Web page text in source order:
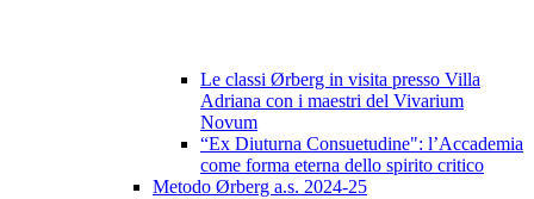
Le classi Ørberg in visita presso Villa
Adriana con i maestri del Vivarium
Novum
“Ex Diuturna Consuetudine": l’Accademia
come forma eterna dello spirito critico
Metodo Ørberg a.s. 2024-25